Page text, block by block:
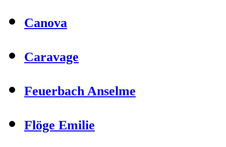
Canova
Caravage
Feuerbach Anselme
Flöge Emilie